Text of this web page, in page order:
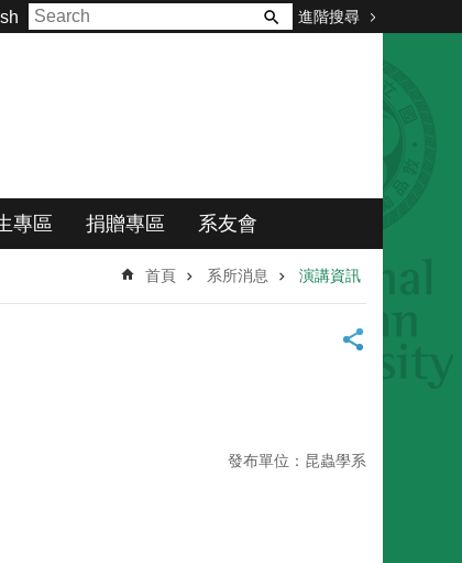
進階搜尋
專區 捐贈專區 系友會
首頁 系所消息 演講資訊
發布單位：昆蟲學系